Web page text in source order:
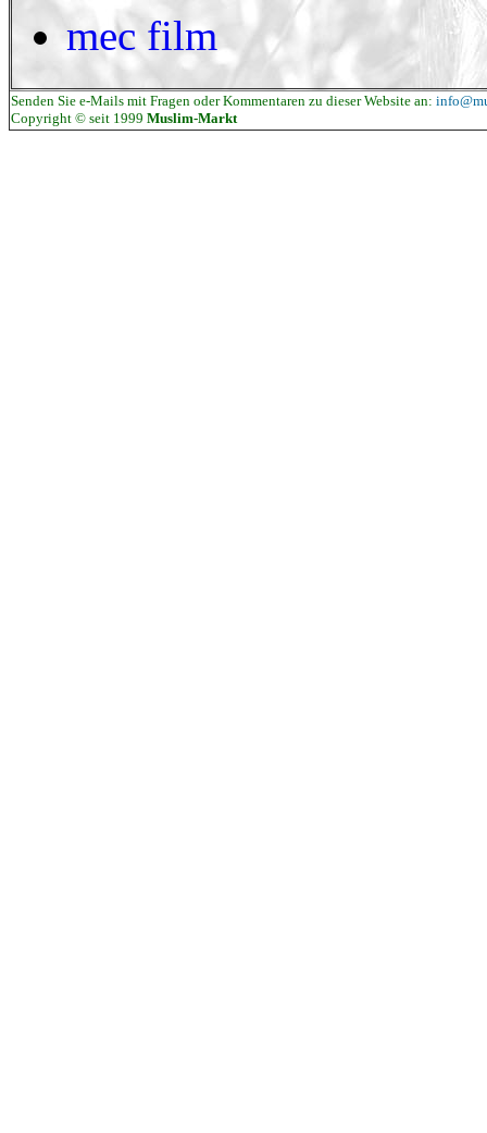
mec film
Senden Sie e-Mails mit Fragen oder Kommentaren zu dieser Website an:
Copyright © seit 1999 Muslim-Markt